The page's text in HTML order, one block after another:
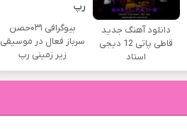
دانلود آهنگ جدید
قاطی پاتی 12 دیجی
استاد
بیوگرافی ۰۳۱حصن
سرباز فعال در موسیقی
زیر زمینی رپ